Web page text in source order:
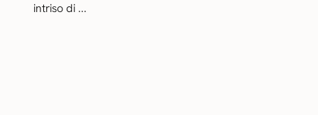
intriso di ...